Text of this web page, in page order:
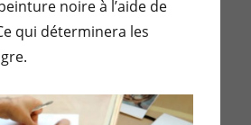
noire à l’aide de
qui déterminera les